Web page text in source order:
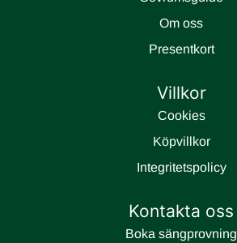
Om oss
Presentkort
Villkor
Cookies
Köpvillkor
Integritetspolicy
Kontakta oss
Boka sängprovning